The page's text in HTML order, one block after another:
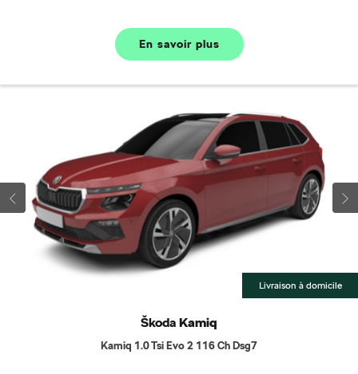
En savoir plus
Livraison à domicile
Škoda Kamiq
Kamiq 1.0 Tsi Evo 2 116 Ch Dsg7